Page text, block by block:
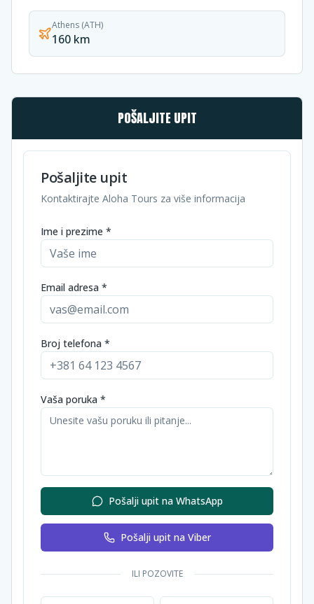
Athens (ATH)
160 km
POŠALJITE UPIT
Pošaljite upit
Kontaktirajte Aloha Tours za više informacija
Ime i prezime *
Email adresa *
Broj telefona *
Vaša poruka *
Pošalji upit na WhatsApp
Pošalji upit na Viber
ILI POZOVITE